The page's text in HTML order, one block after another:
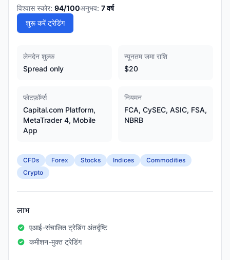
विश्वास स्कोर: 94/100अनुभव: 7वर्ष
शुरू करें ट्रेडिंग
लेनदेन शुल्क
Spread only
न्यूनतम जमा राशि
$20
प्लेटफ़ॉर्म्स
Capital.com Platform,
MetaTrader 4, Mobile
App
नियमन
FCA, CySEC, ASIC, FSA,
NBRB
CFDs Forex Stocks Indices
Commodities
Crypto
लाभ
एआई-संचालित ट्रेडिंग अंतर्दृष्टि
कमीशन-मुक्त ट्रेडिंग